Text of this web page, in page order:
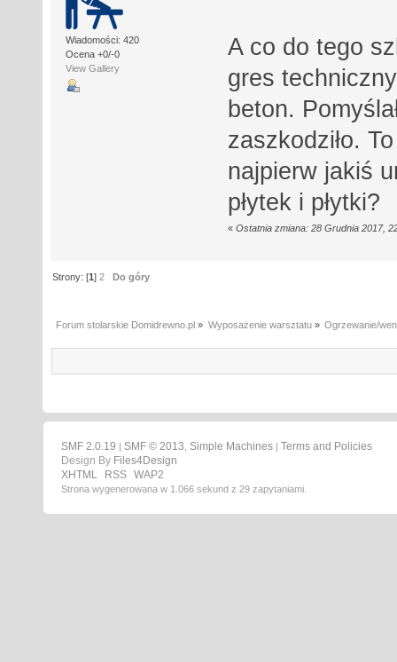
Wiadomości: 420
Ocena +0/-0
View Gallery
A co do tego
gres
beton.
zaszkodziło.
najpierw jakiś
płytek i płytki?
« Ostatnia zmiana: 28 Grudnia 2017,
Strony: [1]2 Do góry
Forum stolarskie Domidrewno.pl » Wyposażenie warsztatu» Ogrzewanie/
SMF 2.0.19 | SMF © 2013 Simple Machines | Terms and Policies
Design By Files4Design
XHTML
RSS WAP2
Strona wygenerowana w 1.066 sekund z 29 zapytaniami.